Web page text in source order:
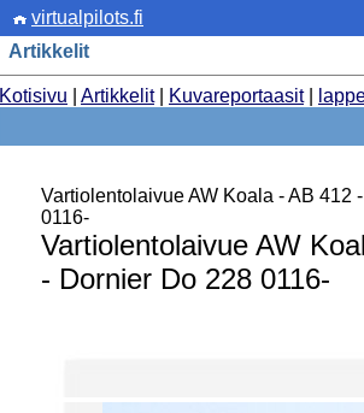
virtualpilots.fi
Artikkelit
Kotisivu Artikkelit| Kuvareportaasit|
Vartiolentolaivue AW Koala - AB 412
0116-
Vartiolentolaivue AW
- Dornier Do 228 0116-